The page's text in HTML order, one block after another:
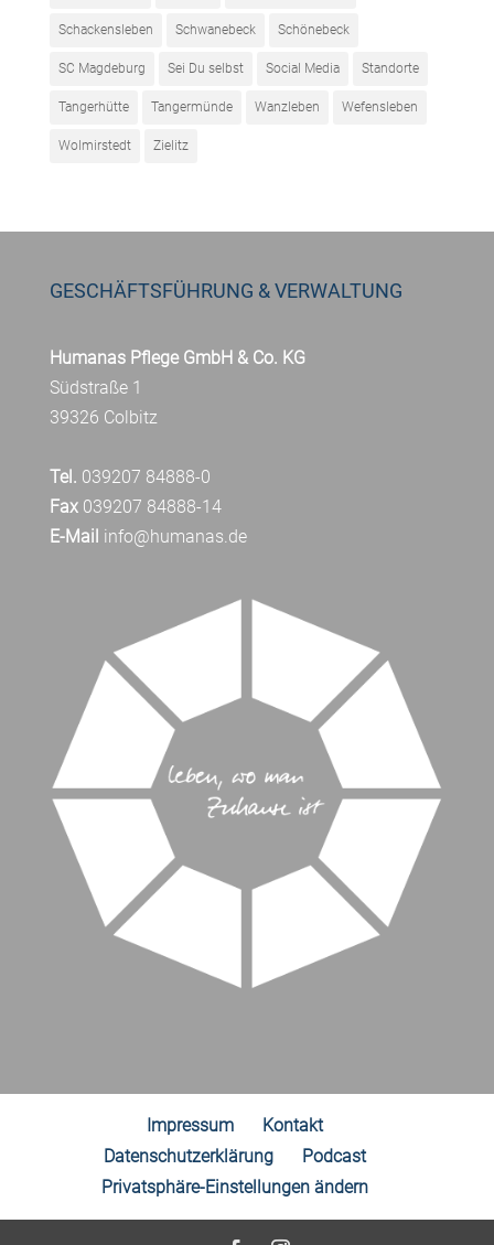
Schackensleben Schwanebeck Schönebeck
SC Magdeburg Sei Du selbst Social Media Standorte
Tangerhütte Tangermünde Wanzleben Wefensleben
Wolmirstedt Zielitz
GESCHÄFTSFÜHRUNG & VERWALTUNG
Humanas Pflege GmbH & Co. KG
Südstraße 1
39326 Colbitz
Tel. 039207 84888-0
Fax039207 84888-14
E-Mail info@humanas.de
Impressum
Kontakt
Datenschutzerklärung
Podcast
Privatsphäre-Einstellungen ändern